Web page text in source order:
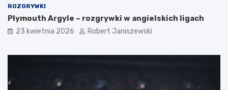
ROZGRYWKI
Plymouth Argyle – rozgrywki w angielskich ligach
23 kwietnia 2026 Robert Janiszewski